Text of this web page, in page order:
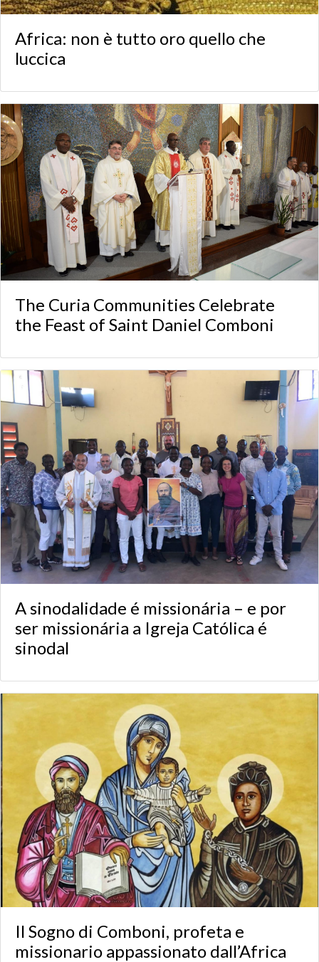
Africa: non è tutto oro quello che
luccica
The Curia Communities Celebrate
the Feast of Saint Daniel Comboni
A sinodalidade é missionária – e por
ser missionária a Igreja Católica é
sinodal
Il Sogno di Comboni, profeta e
missionario appassionato dall’Africa